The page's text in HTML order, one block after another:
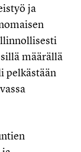
ja
määrällä
pelkästään